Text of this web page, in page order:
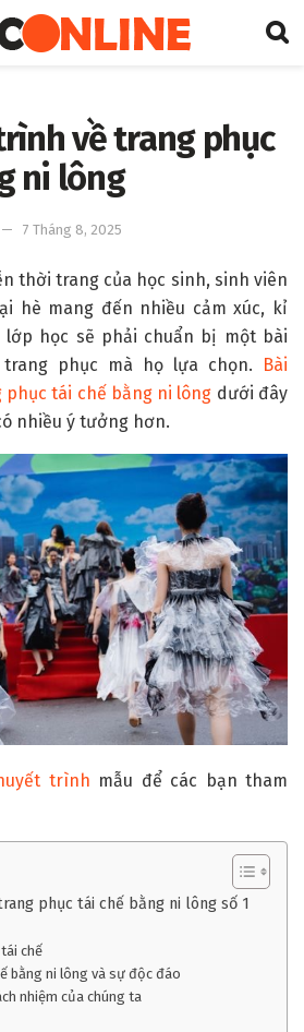
về trang phục
ni lông
7 Tháng 8, 2025
thời trang của học sinh, sinh viên
hè mang đến nhiều cảm xúc, kỉ
lớp học sẽ phải chuẩn bị một bài
phục mà họ lựa chọn.
Bài
tái chế bằng ni lông dưới đây
nhiều ý tưởng hơn.
trình mẫu để các bạn tham
phục tái chế bằng ni lông số 1
chế
bằng ni lông và sự độc đáo
nhiệm của chúng ta